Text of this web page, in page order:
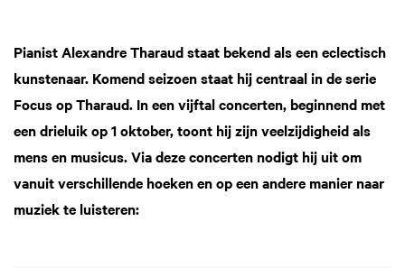
Pianist Alexandre Tharaud staat bekend als een eclectisch
kunstenaar. Komend seizoen staat hij centraal in de serie
Focus op Tharaud. In een vijftal concerten, beginnend met
een drieluik op 1 oktober, toont hij zijn veelzijdigheid als
mens en musicus. Via deze concerten nodigt hij uit om
vanuit verschillende hoeken en op een andere manier naar
muziek te luisteren: